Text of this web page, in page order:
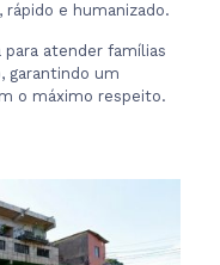
e humanizado.
para atender famílias
garantindo um
o máximo respeito.